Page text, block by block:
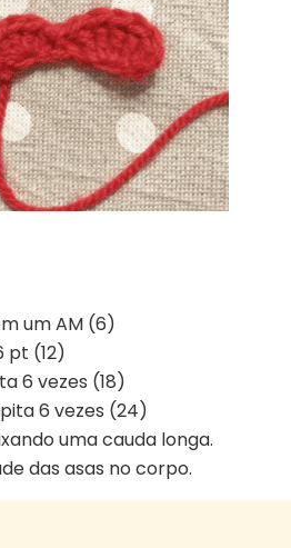
um AM (6)
pt (12)
6 vezes (18)
6 vezes (24)
uma cauda longa.
das asas no corpo.